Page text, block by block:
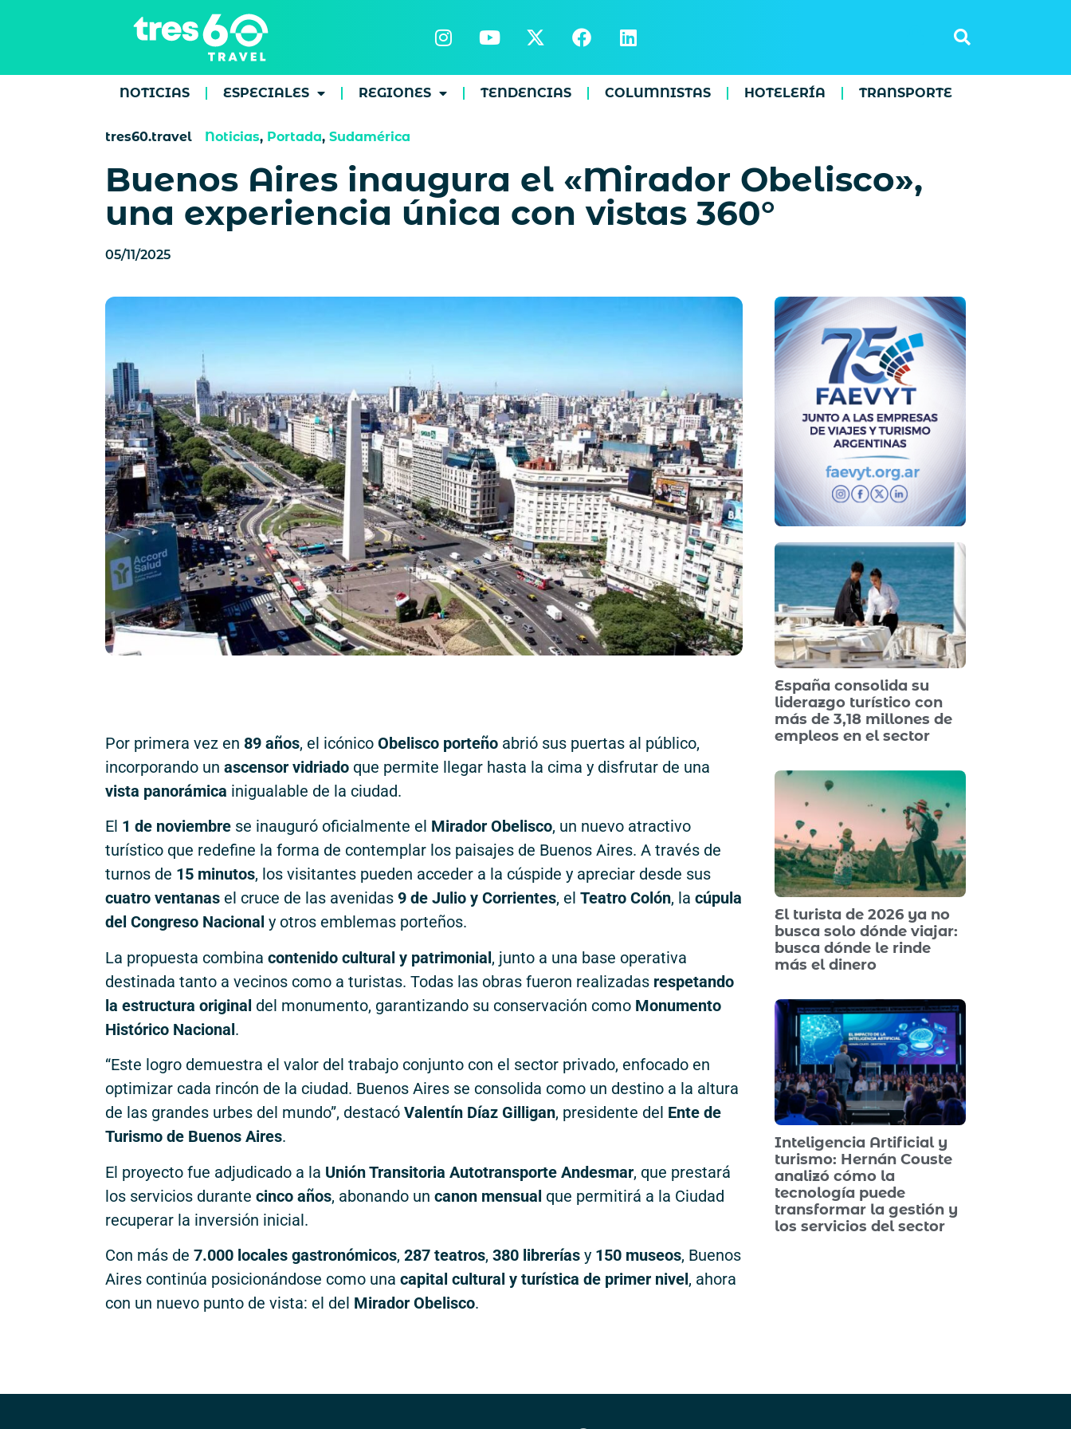
NOTICIAS ESPECIALES REGIONES TENDENCIAS COLUMNISTAS HOTELERÍA TRANSPORTE
tres60.travel Noticias, Portada, Sudamérica
Buenos Aires inaugura el «Mirador Obelisco»,
una experiencia única con vistas 360°
05/11/2025
Por primera vez en 89 años, el icónico Obelisco porteño abrió sus puertas al público,
incorporando un ascensor vidriado que permite llegar hasta la cima y disfrutar de una
vista panorámica inigualable de la ciudad.
El 1 de noviembre se inauguró oficialmente el Mirador Obelisco, un nuevo atractivo
turístico que redefine la forma de contemplar los paisajes de Buenos Aires. A través de
turnos de 15 minutos, los visitantes pueden acceder a la cúspide y apreciar desde sus
cuatro ventanas el cruce de las avenidas 9 de Julio y Corrientes, el Teatro Colón, la cúpula
del Congreso Nacional y otros emblemas porteños.
La propuesta combina contenido cultural y patrimonial, junto a una base operativa
destinada tanto a vecinos como a turistas. Todas las obras fueron realizadas respetando
la estructura original del monumento, garantizando su conservación como Monumento
Histórico Nacional.
“Este logro demuestra el valor del trabajo conjunto con el sector privado, enfocado en
optimizar cada rincón de la ciudad. Buenos Aires se consolida como un destino a la altura
de las grandes urbes del mundo”, destacó Valentín Díaz Gilligan, presidente del Ente de
Turismo de Buenos Aires.
El proyecto fue adjudicado a la Unión Transitoria Autotransporte Andesmar, que prestará
los servicios durante cinco años, abonando un canon mensual que permitirá a la Ciudad
recuperar la inversión inicial.
Con más de 7.000 locales gastronómicos, 287 teatros, 380 librerías y 150 museos, Buenos
Aires continúa posicionándose como una capital cultural y turística de primer nivel, ahora
con un nuevo punto de vista: el del Mirador Obelisco.
España consolida su
liderazgo turístico con
más de 3,18 millones de
empleos en el sector
El turista de 2026 ya no
busca solo dónde viajar:
busca dónde le rinde
más el dinero
Inteligencia Artificial y
turismo: Hernán Couste
analizó cómo la
tecnología puede
transformar la gestión y
los servicios del sector